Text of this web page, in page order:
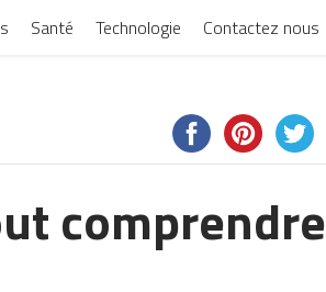
Santé Technologie Contactez nous
comprendre